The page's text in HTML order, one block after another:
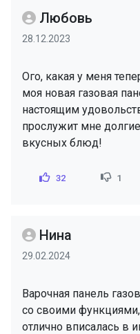
Любовь
28.12.2023
Ого, какая у меня
моя новая газовая
настоящим
прослужит мне
вкусных блюд!
32 1
Нина
29.02.2024
Варочная панель
со своими
отлично вписалась в